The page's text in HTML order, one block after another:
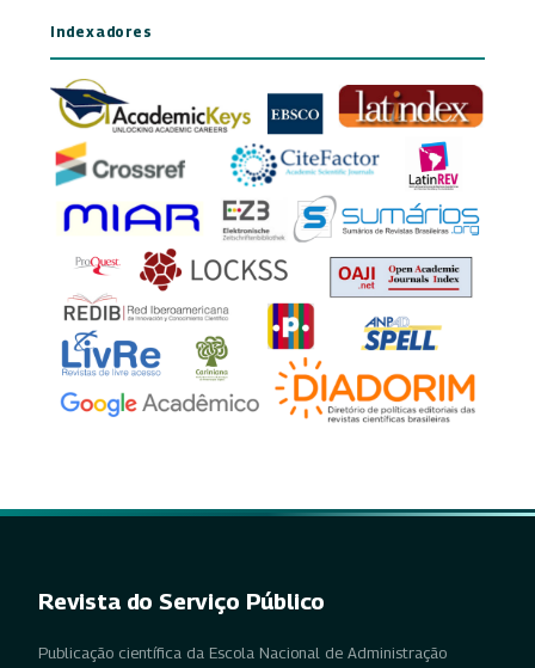
Indexadores
Revista do Serviço Público
Publicação científica da Escola Nacional de Administração